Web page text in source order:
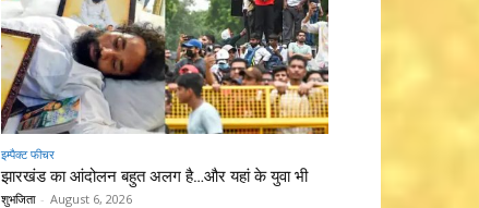
इम्पैक्ट फीचर
झारखंड का आंदोलन बहुत अलग है…और यहां के युवा भी
शुभजिता - August 6, 2026